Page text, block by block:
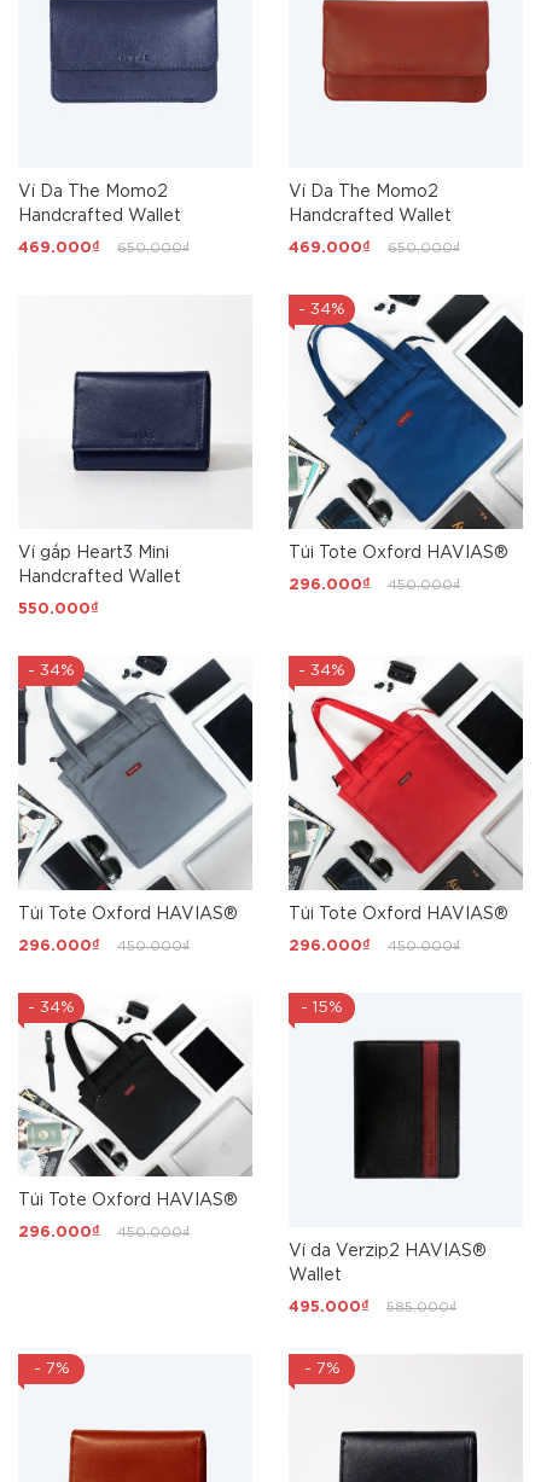
Ví Da The Momo2
Handcrafted Wallet
469.000₫ 650.000₫
Ví Da The Momo2
Handcrafted Wallet
469.000₫ 650.000₫
Ví gấp Heart3 Mini
Handcrafted Wallet
550.000₫
- 34%
Túi Tote Oxford HAVIAS®
296.000₫ 450.000₫
- 34%
Túi Tote Oxford HAVIAS®
296.000₫ 450.000₫
- 34%
Túi Tote Oxford HAVIAS®
296.000₫ 450.000₫
- 34%
Túi Tote Oxford HAVIAS®
296.000₫ 450.000₫
- 15%
Ví da Verzip2 HAVIAS®
Wallet
495.000₫ 585.000₫
- 7% - 7%